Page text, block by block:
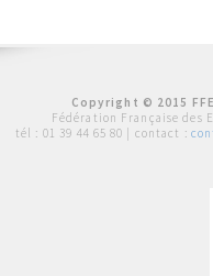
Copyright © 2015
Fédération Française des
tél : 01 39 44 65 80 | contact :